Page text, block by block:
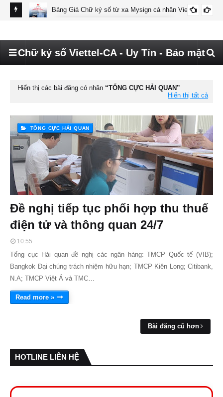
Bảng Giá Chữ ký số từ xa Mysign cá nhân Viettel
Chữ ký số Viettel-CA - Uy Tín - Bảo mật
Hiển thị các bài đăng có nhãn
TỔNG CỰC HẢI QUAN
Hiển thị tất cả
TỔNG CỰC HẢI QUAN
Đề nghị tiếp tục phối hợp thu thuế
điện tử và thông quan 24/7
10:55
Tổng cục Hải quan đề nghị các ngân hàng: TMCP Quốc tế (VIB);
Bangkok Đại chúng trách nhiệm hữu hạn; TMCP Kiên Long; Citibank,
N.A; TMCP Việt Á và TMC…
Read more »
Bài đăng cũ hơn
HOTLINE LIÊN HỆ